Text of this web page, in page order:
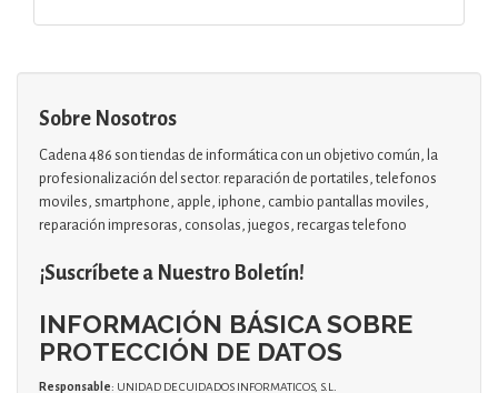
Sobre Nosotros
Cadena 486 son tiendas de informática con un objetivo común, la
profesionalización del sector. reparación de portatiles, telefonos
moviles, smartphone, apple, iphone, cambio pantallas moviles,
reparación impresoras, consolas, juegos, recargas telefono
¡Suscríbete a Nuestro Boletín!
INFORMACIÓN BÁSICA SOBRE
PROTECCIÓN DE DATOS
Responsable: UNIDAD DE CUIDADOS INFORMATICOS, S.L.